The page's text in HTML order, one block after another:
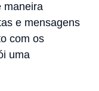
maneira
e mensagens
com os
uma